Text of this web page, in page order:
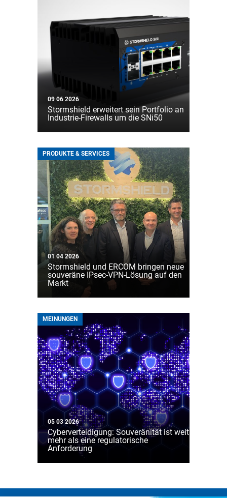
09 06 2026
Stormshield erweitert sein Portfolio an
Industrie-Firewalls um die SNi50
PRODUKTE & SERVICES
01 04 2026
Stormshield und ERCOM bringen neue
souveräne IPsec-VPN-Lösung auf den
Markt
MEINUNGEN
05 03 2026
Cyberverteidigung: Souveränität ist weit
mehr als eine regulatorische
Anforderung